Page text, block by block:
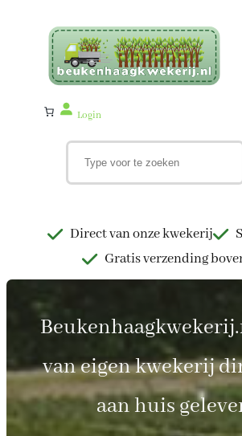
Login
Direct van onze kwekerij
Gratis verzending
van eigen kwekerij
aan huis